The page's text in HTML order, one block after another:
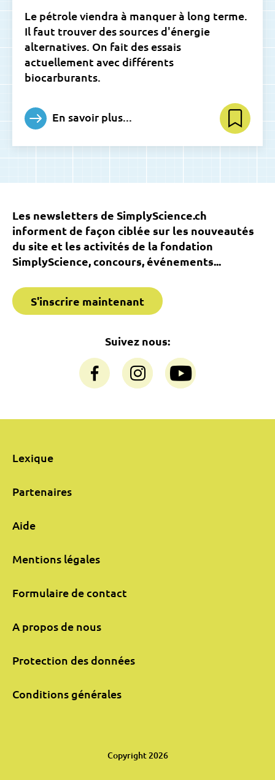
Le pétrole viendra à manquer à long terme.
Il faut trouver des sources d'énergie
alternatives. On fait des essais
actuellement avec différents
biocarburants.
En savoir plus...
Les newsletters de SimplyScience.ch
informent de façon ciblée sur les nouveautés
du site et les activités de la fondation
SimplyScience, concours, événements...
S'inscrire maintenant
Suivez nous:
Lexique
Partenaires
Aide
Mentions légales
Formulaire de contact
A propos de nous
Protection des données
Conditions générales
Copyright 2026